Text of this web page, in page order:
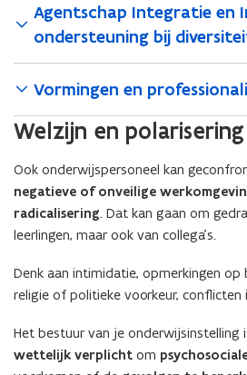
Agentschap Integratie en
ondersteuning bij
Vormingen en
Welzijn en
Ook onderwijspersoneel kan
negatieve of onveilige
radicalisering. Dat kan gaan om
leerlingen, maar ook van collega’s.
Denk aan intimidatie, opmerkingen op
religie of politieke voorkeur, conflicten
Het bestuur van je onderwijsinstelling
wettelijk verplicht om